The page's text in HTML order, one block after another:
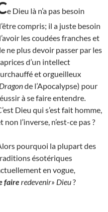
e Dieu là n’a pas besoin
compris; il a juste besoin
les coudées franches et
ne plus devoir passer par les
d’un intellect
et orgueilleux
Dragonde l’Apocalypse) pour
à se faire entendre.
Dieu qui s’est fait homme,
non l’inverse, n’est-ce pas ?
pourquoi la plupart des
ésotériques
en vogue,
faireredevenir» Dieu?